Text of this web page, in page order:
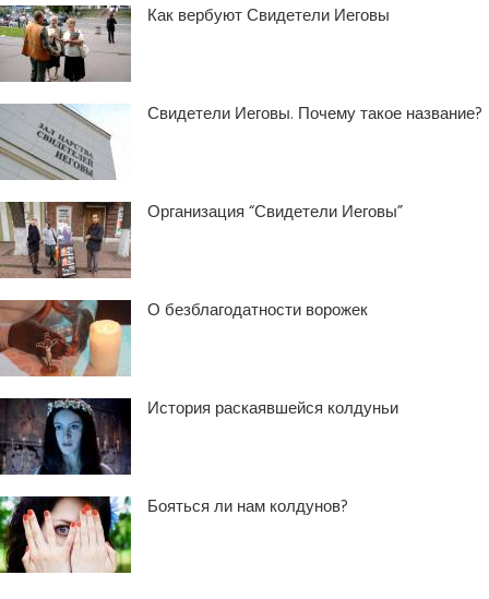
Как вербуют Свидетели Иеговы
Свидетели Иеговы. Почему такое название?
Организация “Свидетели Иеговы”
О безблагодатности ворожек
История раскаявшейся колдуньи
Бояться ли нам колдунов?